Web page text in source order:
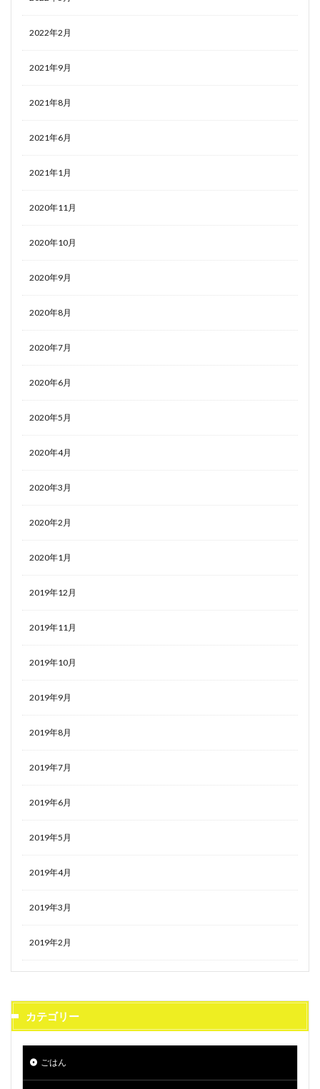
2022年2月
2021年9月
2021年8月
2021年6月
2021年1月
2020年11月
2020年10月
2020年9月
2020年8月
2020年7月
2020年6月
2020年5月
2020年4月
2020年3月
2020年2月
2020年1月
2019年12月
2019年11月
2019年10月
2019年9月
2019年8月
2019年7月
2019年6月
2019年5月
2019年4月
2019年3月
2019年2月
カテゴリー
ごはん